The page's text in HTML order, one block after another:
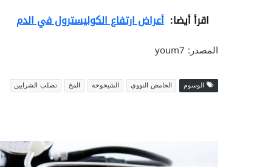
اقرأ أيضا: أعراض ارتفاع الكوليسترول في الدم
المصدر: youm7
الوسوم الحامض النووي الشيخوخة المخ تصلب الشرايين